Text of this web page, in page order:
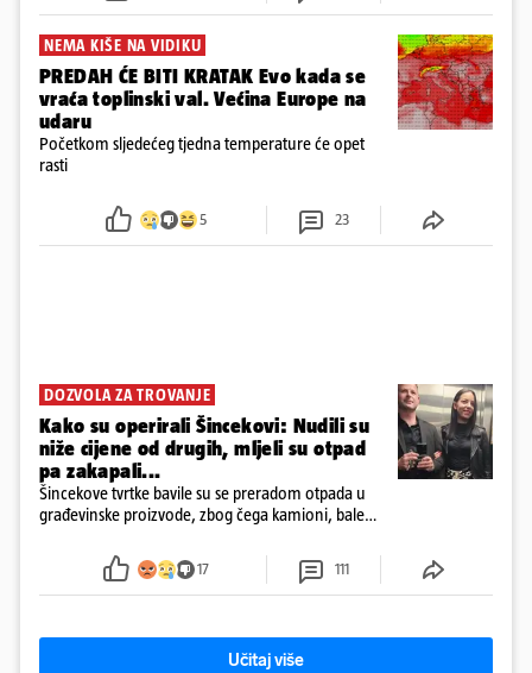
NEMA KIŠE NA VIDIKU
PREDAH ĆE BITI KRATAK Evo kada se
vraća toplinski val. Većina Europe na
udaru
Početkom sljedećeg tjedna temperature će opet
rasti
5 23
DOZVOLA ZA TROVANJE
Kako su operirali Šincekovi: Nudili su
niže cijene od drugih, mljeli su otpad
pa zakapali...
Šincekove tvrtke bavile su se preradom otpada u
građevinske proizvode, zbog čega kamioni, bale
17 111
Učitaj više